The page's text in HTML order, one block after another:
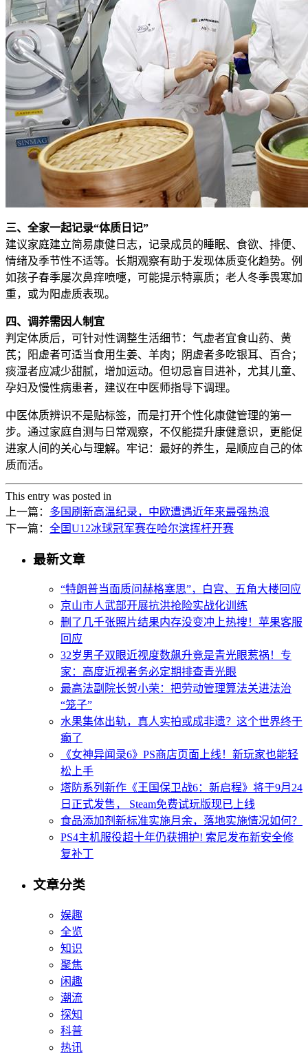
三、全家一起记录“体质日记”
建议家庭建立简易康健日志，记录成员的睡眠、食欲、排便、
情绪及季节性不适等。长期观察有助于发现体质变化趋势。例
如孩子春季屡次鼻痒喷嚏，可能提示特禀质；老人冬季畏寒加
重，或为阳虚质表现。
四、调养需因人制宜
判定体质后，可针对性调整生活细节：气虚者宜食山药、黄
芪；阳虚者可适当食用生姜、羊肉；阴虚者多吃银耳、百合；
痰湿者应减少甜腻，增加运动。但切忌盲目进补，尤其儿童、
孕妇及慢性病患者，建议在中医师指导下调理。
中医体质辨识不是贴标签，而是打开个性化康健管理的第一
步。通过家庭自测与日常观察，不仅能提升康健意识，更能促
进家人间的关心与理解。牢记：最好的养生，是顺应自己的体
质而活。
This entry was posted in
上一篇： 多国刷新高温纪录，中欧遭遇近年来最强热浪
下一篇： 全国U12冰球冠军赛在哈尔滨挥杆开赛
最新文章
“特朗普当面质问赫格塞思”，白宫、五角大楼回应
京山市人武部开展抗洪抢险实战化训练
删了几千张照片结果内存没变冲上热搜！苹果客服
回应
32岁男子双眼近视度数飙升竟是青光眼惹祸！专
家：高度近视者务必定期排查青光眼
最高法副院长贺小荣：把劳动管理算法关进法治
“笼子”
水果集体出轨，真人实拍或成非遗？这个世界终于
癫了
《女神异闻录6》PS商店页面上线！新玩家也能轻
松上手
塔防系列新作《王国保卫战6：新启程》将于9月24
日正式发售， Steam免费试玩版现已上线
食品添加剂新标准实施月余，落地实施情况如何？
PS4主机服役超十年仍获拥护! 索尼发布新安全修
复补丁
文章分类
娱趣
全览
知识
聚焦
闲趣
潮流
探知
科普
热讯